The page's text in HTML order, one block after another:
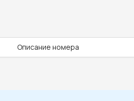
Описание номера